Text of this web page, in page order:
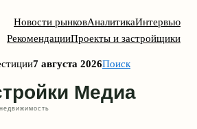
Новости рынковАналитикаИнтервью
РекомендацииПроекты и застройщики
7 августа 2026Поиск